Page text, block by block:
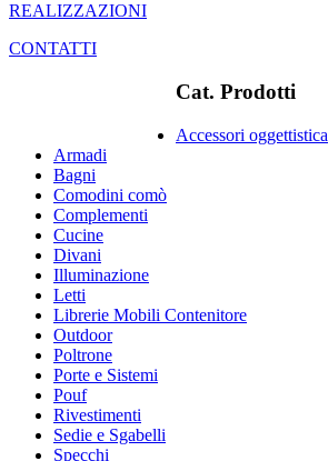
REALIZZAZIONI
CONTATTI
Cat. Prodotti
Accessori oggettistica
Armadi
Bagni
Comodini comò
Complementi
Cucine
Divani
Illuminazione
Letti
Librerie Mobili Contenitore
Outdoor
Poltrone
Porte e Sistemi
Pouf
Rivestimenti
Sedie e Sgabelli
Specchi